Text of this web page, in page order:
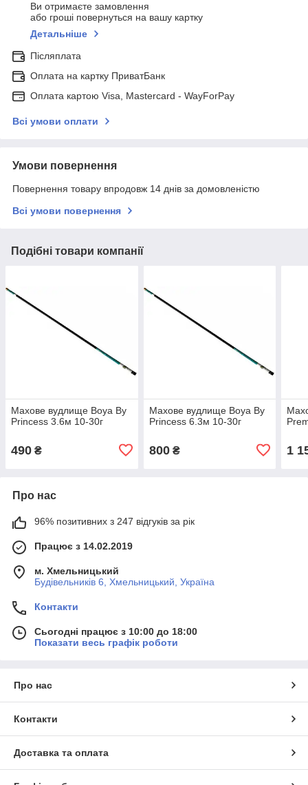
Ви отримаєте замовлення
або гроші повернуться на вашу картку
Детальніше
Післяплата
Оплата на картку ПриватБанк
Оплата картою Visa, Mastercard - WayForPay
Всі умови оплати
Умови повернення
Повернення товару впродовж 14 днів за домовленістю
Всі умови повернення
Подібні товари компанії
Махове вудлище Boya By
Princess 3.6м 10-30г
490 ₴
Махове вудлище Boya By
Princess 6.3м 10-30г
800₴ 1
Про нас
96% позитивних з 247 відгуків за рік
Працює з 14.02.2019
м. Хмельницький
Будівельників 6, Хмельницький, Україна
Контакти
Сьогодні працює з 10:00 до 18:00
Показати весь графік роботи
Про нас
Контакти
Доставка та оплата